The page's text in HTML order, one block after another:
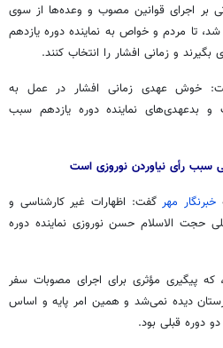
بر اجرای قوانین مصوب و وعده‌ها از سوی
تا مردم و خواص به نماینده دوره یازدهم
و زمانی افشار را انتخاب کنند.
خوش عهدی زمانی افشار در عمل به
بدعهدی‌های نماینده دوره یازدهم سبب
سبب رأی نیاوردن نوروزی است
خبرنگار مهر گفت: اظهارات غیر کارشناسی و
حجت الاسلام حسن نوروزی نماینده دوره
پیگیری مؤثری برای اجرای مصوبات سفر
دیده نمی‌شد و همین امر پایه و اساس
دوره قبلی بود.